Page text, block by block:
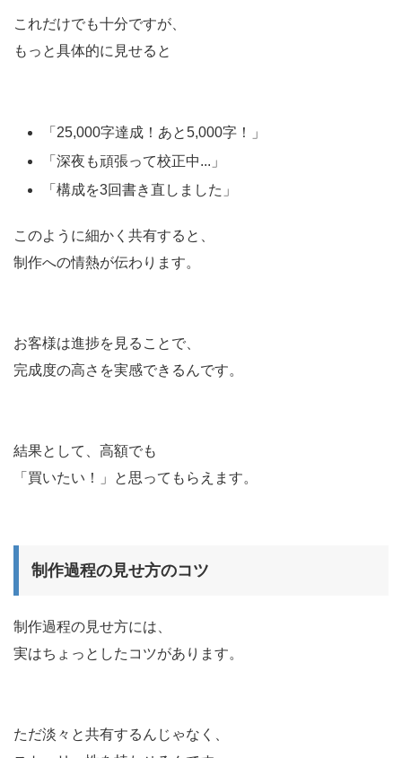
これだけでも十分ですが、
もっと具体的に見せると
「25,000字達成！あと5,000字！」
「深夜も頑張って校正中...」
「構成を3回書き直しました」
このように細かく共有すると、
制作への情熱が伝わります。
お客様は進捗を見ることで、
完成度の高さを実感できるんです。
結果として、高額でも
「買いたい！」と思ってもらえます。
制作過程の見せ方のコツ
制作過程の見せ方には、
実はちょっとしたコツがあります。
ただ淡々と共有するんじゃなく、